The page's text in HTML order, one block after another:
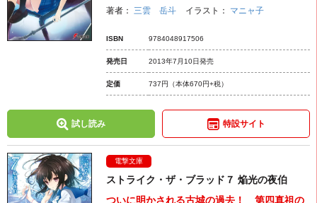
著者： 三雲 岳斗 イラスト： マニャ子
ISBN 9784048917506
発売日 2013年7月10日発売
定価 737円 （本体670円+税）
試し読み 特設サイト
電撃文庫
ストライク・ザ・ブラッド７ 焔光の夜伯
ついに明かされる古城の過去！ 第四真祖の